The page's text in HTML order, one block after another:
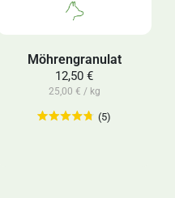
Möhrengranulat
12,50 €
25,00 € / kg
(5)